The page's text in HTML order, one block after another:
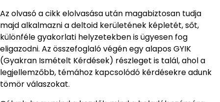
Az olvasó a cikk elolvasása után magabiztosan tudja
majd alkalmazni a deltoid kerületének képletét, sőt,
különféle gyakorlati helyzetekben is ügyesen fog
eligazodni. Az összefoglaló végén egy alapos GYIK
(Gyakran Ismételt Kérdések) részleget is talál, ahol a
legjellemzőbb, témához kapcsolódó kérdésekre adunk
tömör válaszokat.